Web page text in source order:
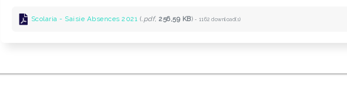
Scolaria - Saisie Absences 2021 ( .pdf, 256,59 KB) - 1162 download(s)